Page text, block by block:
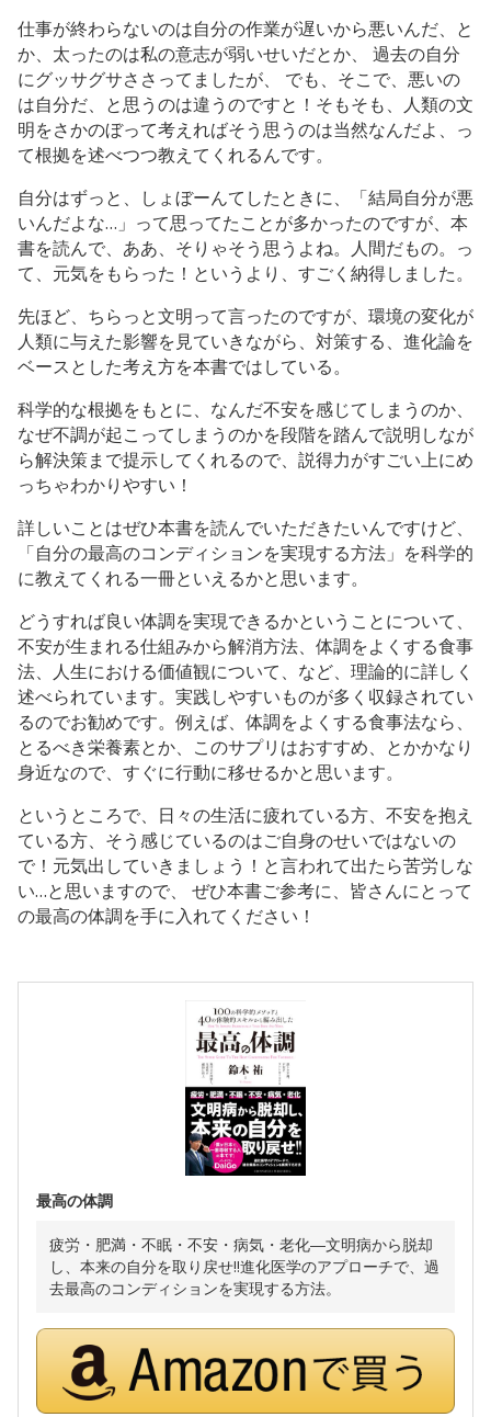
仕事が終わらないのは自分の作業が遅いから悪いんだ、と
か、太ったのは私の意志が弱いせいだとか、 過去の自分
にグッサグサささってましたが、 でも、そこで、悪いの
は自分だ、と思うのは違うのですと！そもそも、人類の文
明をさかのぼって考えればそう思うのは当然なんだよ、っ
て根拠を述べつつ教えてくれるんです。
自分はずっと、しょぼーんてしたときに、「結局自分が悪
いんだよな…」って思ってたことが多かったのですが、本
書を読んで、ああ、そりゃそう思うよね。人間だもの。っ
て、元気をもらった！というより、すごく納得しました。
先ほど、ちらっと文明って言ったのですが、環境の変化が
人類に与えた影響を見ていきながら、対策する、進化論を
ベースとした考え方を本書ではしている。
科学的な根拠をもとに、なんだ不安を感じてしまうのか、
なぜ不調が起こってしまうのかを段階を踏んで説明しなが
ら解決策まで提示してくれるので、説得力がすごい上にめ
っちゃわかりやすい！
詳しいことはぜひ本書を読んでいただきたいんですけど、
「自分の最高のコンディションを実現する方法」を科学的
に教えてくれる一冊といえるかと思います。
どうすれば良い体調を実現できるかということについて、
不安が生まれる仕組みから解消方法、体調をよくする食事
法、人生における価値観について、など、理論的に詳しく
述べられています。実践しやすいものが多く収録されてい
るのでお勧めです。例えば、体調をよくする食事法なら、
とるべき栄養素とか、このサプリはおすすめ、とかかなり
身近なので、すぐに行動に移せるかと思います。
というところで、日々の生活に疲れている方、不安を抱え
ている方、そう感じているのはご自身のせいではないの
で！元気出していきましょう！と言われて出たら苦労しな
い…と思いますので、 ぜひ本書ご参考に、皆さんにとって
の最高の体調を手に入れてください！
最高の体調
疲労・肥満・不眠・不安・病気・老化―文明病から脱却
し、本来の自分を取り戻せ!!進化医学のアプローチで、過
去最高のコンディションを実現する方法。